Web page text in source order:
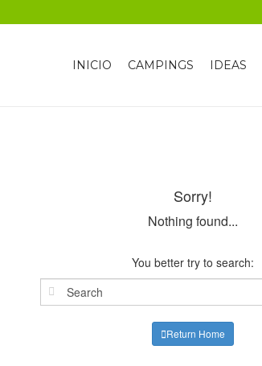
INICIO CAMPINGS IDEAS
Sorry!
Nothing found...
You better try to search:
Return Home